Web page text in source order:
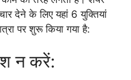
देने के लिए यहां 6 युक्तियां
पर शुरू किया गया है:
न करें: